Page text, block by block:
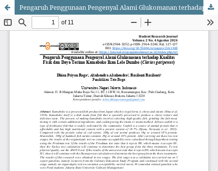
Pengaruh Penggunaan Pengenyal Alami Glukomanan terhadap Kualitas Fisik dan Daya Terima Kamaboko Ikan Lele Dumbo (Clarias garipenus)